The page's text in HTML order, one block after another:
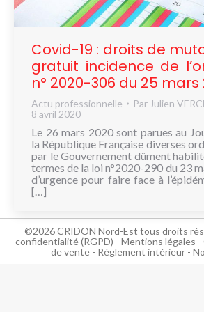
NOUS
CONNAÎTRE
CONTACT
Covid-19 : droits de
gratuit incidence de
n° 2020-306 du 25 mars
Actu professionnelle Par Julien
8 avril 2020
Le 26 mars 2020 sont parues au
la République Française diverses
par le Gouvernement dûment
termes de la loi n°2020-290 du 23
d’urgence pour faire face à
[…]
©2026 CRIDON Nord-Est tous droits
confidentialité (RGPD) - Mentions légales -
de vente - Réglement intérieur -